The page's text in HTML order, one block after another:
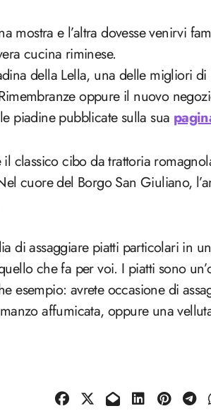
mostra e l’altra dovesse venirvi
cucina riminese.
della Lella, una delle migliori
oppure il nuovo
piadine pubblicate sulla sua
il classico cibo da trattoria
cuore del Borgo San Giuliano,
di assaggiare piatti particolari in
che fa per voi. I piatti sono
esempio: avrete occasione di
affumicata, oppure una